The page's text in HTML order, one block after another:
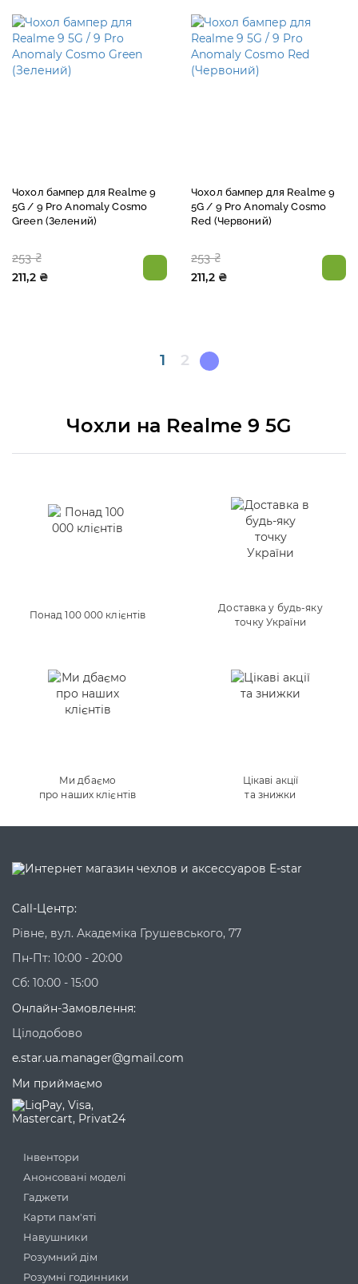
Чохол бампер для Realme 9
5G / 9 Pro Anomaly Cosmo
Green (Зелений)
253 ₴
211,2 ₴
Чохол бампер для Realme 9
5G / 9 Pro Anomaly Cosmo
Red (Червоний)
253 ₴
211,2 ₴
Поточна
сторінка
1 Page
2
Чохли на Realme 9 5G
Понад 100 000 клієнтів
Доставка у будь-яку
точку України
Ми дбаємо
про наших клієнтів
Цікаві акції
та знижки
Call-Центр:
Рівне, вул. Академіка Грушевського, 77
Пн-Пт: 10:00 - 20:00
Сб: 10:00 - 15:00
Онлайн-Замовлення:
Цілодобово
e.star.ua.manager@gmail.com
Ми приймаємо
Інвентори
Анонсовані моделі
Гаджети
Карти пам'яті
Навушники
Розумний дім
Розумні годинники